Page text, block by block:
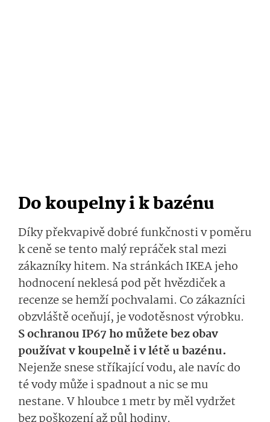
Do koupelny i k bazénu
Díky překvapivě dobré funkčnosti v poměru
k ceně se tento malý repráček stal mezi
zákazníky hitem. Na stránkách IKEA jeho
hodnocení neklesá pod pět hvězdiček a
recenze se hemží pochvalami. Co zákazníci
obzvláště oceňují, je vodotěsnost výrobku.
S ochranou IP67 ho můžete bez obav
používat v koupelně i v létě u bazénu.
Nejenže snese stříkající vodu, ale navíc do
té vody může i spadnout a nic se mu
nestane. V hloubce 1 metr by měl vydržet